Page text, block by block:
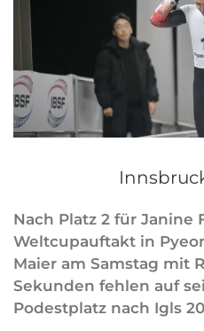
Nach Platz 2 für Janine
Weltcupauftakt in
Maier am Samstag mit
Sekunden fehlen auf
Podestplatz nach Igls